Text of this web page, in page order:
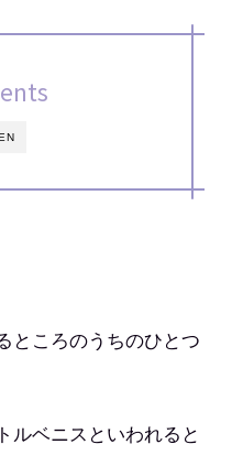
ところのうちのひとつ
ルベニスといわれると